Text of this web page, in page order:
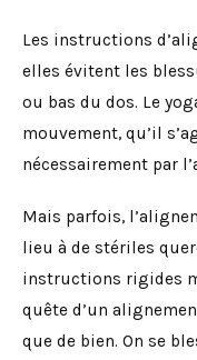
Les instructions
elles évitent les
ou bas du dos. Le
mouvement, qu’il
nécessairement par
Mais parfois,
lieu à de stériles
instructions rigides
quête d’un
que de bien. On se